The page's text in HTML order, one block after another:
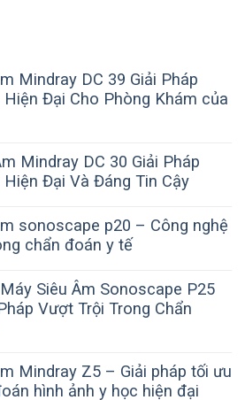
Mindray DC 39 Giải Pháp
Hiện Đại Cho Phòng Khám của
Mindray DC 30 Giải Pháp
Hiện Đại Và Đáng Tin Cậy
sonoscape p20 – Công nghệ
chẩn đoán y tế
Siêu Âm Sonoscape P25
Vượt Trội Trong Chẩn
Mindray Z5 – Giải pháp tối ưu
hình ảnh y học hiện đại